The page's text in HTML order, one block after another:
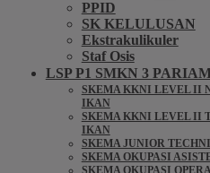
PPID
SK KELULUSAN
Ekstrakulikuler
Staf Osis
LSP P1 SMKN 3
SKEMA KKNI LEVEL II
IKAN
SKEMA KKNI LEVEL II
IKAN
SKEMA JUNIOR
SKEMA OKUPASI